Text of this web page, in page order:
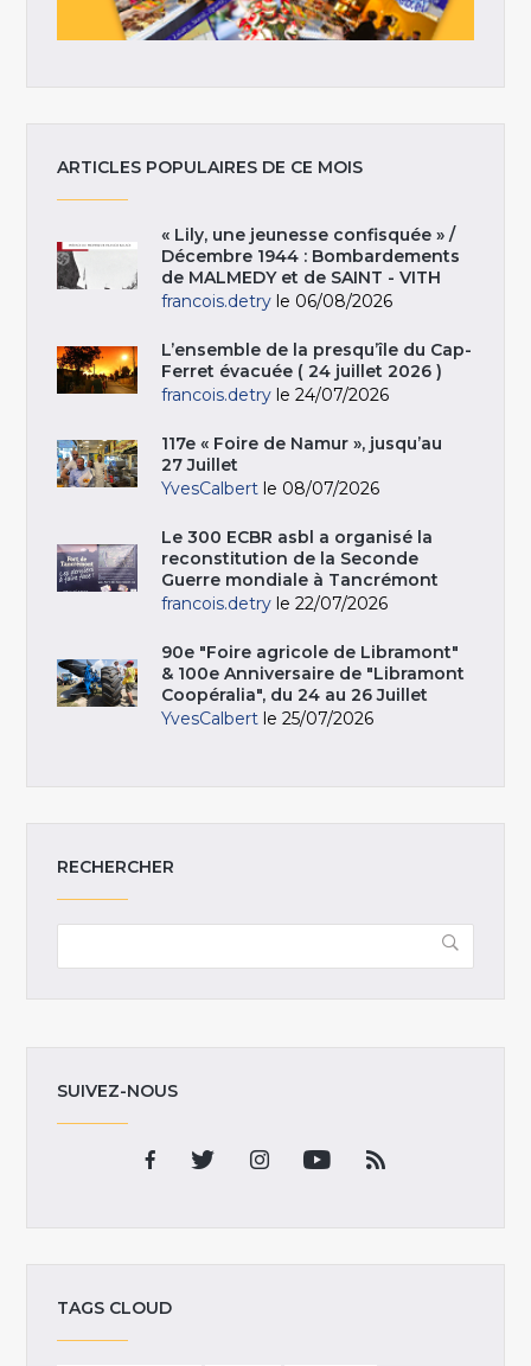
ARTICLES POPULAIRES DE CE MOIS
« Lily, une jeunesse confisquée » /
Décembre 1944 : Bombardements
de MALMEDY et de SAINT - VITH
francois.detry le 06/08/2026
L’ensemble de la presqu’île du Cap-
Ferret évacuée ( 24 juillet 2026 )
francois.detry le 24/07/2026
117e « Foire de Namur », jusqu’au
27 Juillet
YvesCalbert le 08/07/2026
Le 300 ECBR asbl a organisé la
reconstitution de la Seconde
Guerre mondiale à Tancrémont
francois.detry le 22/07/2026
90e "Foire agricole de Libramont"
& 100e Anniversaire de "Libramont
Coopéralia", du 24 au 26 Juillet
YvesCalbert le 25/07/2026
RECHERCHER
SUIVEZ-NOUS
TAGS CLOUD